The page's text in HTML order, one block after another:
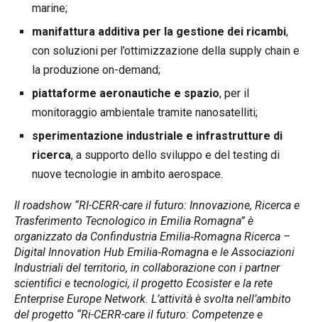
marine;
manifattura additiva per la gestione dei ricambi,
con soluzioni per l’ottimizzazione della supply chain e
la produzione on-demand;
piattaforme aeronautiche e spazio, per il
monitoraggio ambientale tramite nanosatelliti;
sperimentazione industriale e infrastrutture di
ricerca, a supporto dello sviluppo e del testing di
nuove tecnologie in ambito aerospace.
Il roadshow “RI-CERR-care il futuro: Innovazione, Ricerca e
Trasferimento Tecnologico in Emilia Romagna” è
organizzato da Confindustria Emilia‑Romagna Ricerca –
Digital Innovation Hub Emilia‑Romagna e le Associazioni
Industriali del territorio, in collaborazione con i partner
scientifici e tecnologici, il progetto Ecosister e la rete
Enterprise Europe Network. L’attività è svolta nell’ambito
del progetto “Ri-CERR-care il futuro: Competenze e